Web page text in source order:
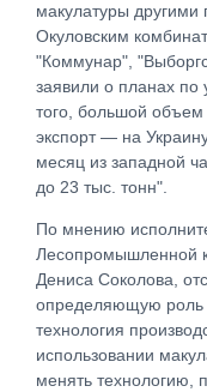
макулатуры
Окуловским
"Коммунар",
заявили о планах по
того, большой
экспорт — на
месяц из западной
до 23 тыс. тонн".
По мнению
Лесопромышленной
Дениса Соколова,
определяющую роль
технология
использовании
менять технологию,